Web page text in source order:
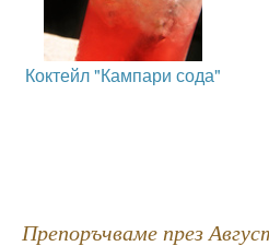
Коктейл "Кампари сода"
Препоръчваме през